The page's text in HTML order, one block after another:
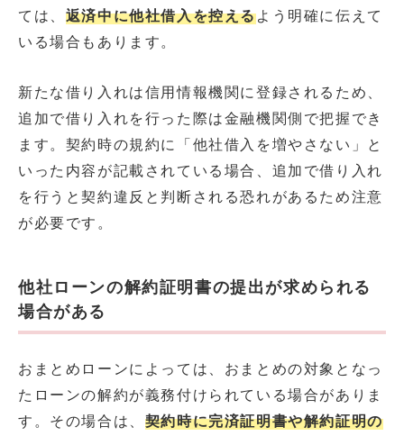
ては、 返済中に他社借入を控えるよう明確に伝えて
いる場合もあります。
新たな借り入れは信用情報機関に登録されるため、
追加で借り入れを行った際は金融機関側で把握でき
ます。契約時の規約に「他社借入を増やさない」と
いった内容が記載されている場合、追加で借り入れ
を行うと契約違反と判断される恐れがあるため注意
が必要です。
他社ローンの解約証明書の提出が求められる
場合がある
おまとめローンによっては、おまとめの対象となっ
たローンの解約が義務付けられている場合がありま
す。その場合は、 契約時に完済証明書や解約証明の